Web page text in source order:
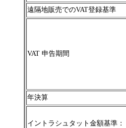
遠隔地販売でのVAT登録基準
VAT 申告期間
年決算
イントラシュタット金額基準：